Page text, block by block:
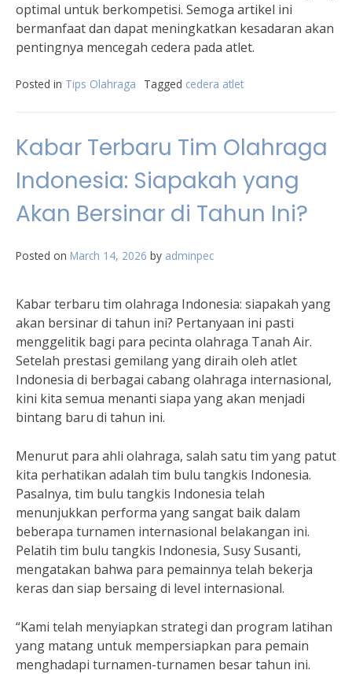
optimal untuk berkompetisi. Semoga artikel ini
bermanfaat dan dapat meningkatkan kesadaran akan
pentingnya mencegah cedera pada atlet.
Posted in Tips Olahraga Tagged cedera atlet
Kabar Terbaru Tim Olahraga
Indonesia: Siapakah yang
Akan Bersinar di Tahun Ini?
Posted on March 14, 2026 by adminpec
Kabar terbaru tim olahraga Indonesia: siapakah yang
akan bersinar di tahun ini? Pertanyaan ini pasti
menggelitik bagi para pecinta olahraga Tanah Air.
Setelah prestasi gemilang yang diraih oleh atlet
Indonesia di berbagai cabang olahraga internasional,
kini kita semua menanti siapa yang akan menjadi
bintang baru di tahun ini.
Menurut para ahli olahraga, salah satu tim yang patut
kita perhatikan adalah tim bulu tangkis Indonesia.
Pasalnya, tim bulu tangkis Indonesia telah
menunjukkan performa yang sangat baik dalam
beberapa turnamen internasional belakangan ini.
Pelatih tim bulu tangkis Indonesia, Susy Susanti,
mengatakan bahwa para pemainnya telah bekerja
keras dan siap bersaing di level internasional.
“Kami telah menyiapkan strategi dan program latihan
yang matang untuk mempersiapkan para pemain
menghadapi turnamen-turnamen besar tahun ini.